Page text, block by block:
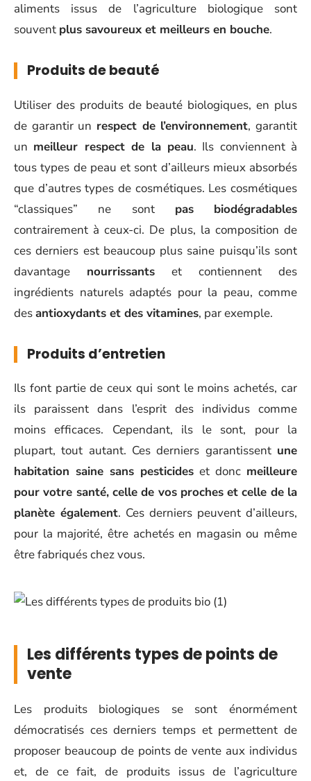
aliments issus de l’agriculture biologique sont
souvent plus savoureux et meilleurs en bouche.
Produits de beauté
Utiliser des produits de beauté biologiques, en plus
de garantir un respect de l’environnement, garantit
un meilleur respect de la peau. Ils conviennent à
tous types de peau et sont d’ailleurs mieux absorbés
que d’autres types de cosmétiques. Les cosmétiques
“classiques” ne sont pas
biodégradables
contrairement à ceux-ci. De plus, la composition de
ces derniers est beaucoup plus saine puisqu’ils sont
davantage nourrissants et contiennent des
ingrédients naturels adaptés pour la peau, comme
desantioxydants et des vitamines, par exemple.
Produits d’entretien
Ils font partie de ceux qui sont le moins achetés, car
ils paraissent dans l’esprit des individus comme
moins efficaces. Cependant, ils le sont, pour la
plupart, tout autant. Ces derniers garantissent une
habitation saine sans pesticides et donc meilleure
pour votre santé, celle de vos proches et celle de la
planète également. Ces derniers peuvent d’ailleurs,
pour la majorité, être achetés en magasin ou même
être fabriqués chez vous.
Les différents types de points de
vente
Les produits biologiques se sont énormément
démocratisés ces derniers temps et permettent de
proposer beaucoup de points de vente aux individus
et, de ce fait, de produits issus de l’agriculture